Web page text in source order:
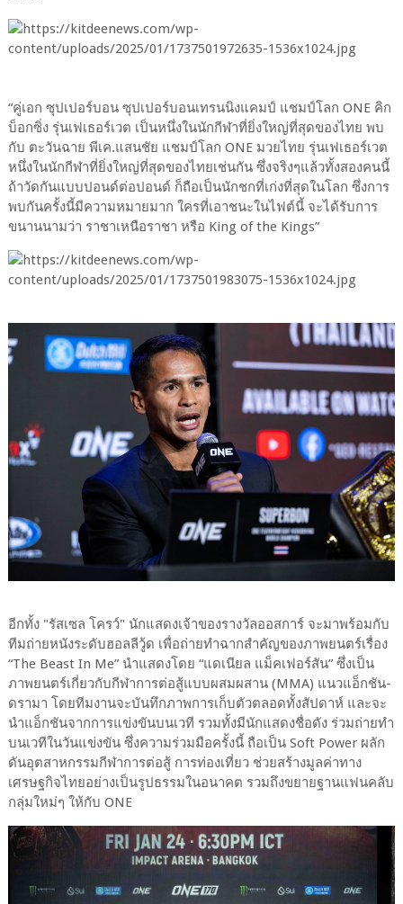
“คู่เอก ซุปเปอร์บอน ซุปเปอร์บอนเทรนนิงแคมป์ แชมป์โลก ONE คิก
บ็อกซิ่ง รุ่นเฟเธอร์เวต เป็นหนึ่งในนักกีฬาที่ยิ่งใหญ่ที่สุดของไทย พบ
กับ ตะวันฉาย พีเค.แสนชัย แชมป์โลก ONE มวยไทย รุ่นเฟเธอร์เวต
หนึ่งในนักกีฬาที่ยิ่งใหญ่ที่สุดของไทยเช่นกัน ซึ่งจริงๆแล้วทั้งสองคนนี้
ถ้าวัดกันแบบปอนด์ต่อปอนด์ ก็ถือเป็นนักชกที่เก่งที่สุดในโลก ซึ่งการ
พบกันครั้งนี้มีความหมายมาก ใครที่เอาชนะในไฟต์นี้ จะได้รับการ
ขนานนามว่า ราชาเหนือราชา หรือ King of the Kings”
อีกทั้ง "รัสเซล โครว์" นักแสดงเจ้าของรางวัลออสการ์ จะมาพร้อมกับ
ทีมถ่ายหนังระดับฮอลลีวู้ด เพื่อถ่ายทำฉากสำคัญของภาพยนตร์เรื่อง
“The Beast In Me” นำแสดงโดย “แดเนียล แม็คเฟอร์สัน” ซึ่งเป็น
ภาพยนตร์เกี่ยวกับกีฬาการต่อสู้แบบผสมผสาน (MMA) แนวแอ็กชัน-
ดรามา โดยทีมงานจะบันทึกภาพการเก็บตัวตลอดทั้งสัปดาห์ และจะ
นำแอ็กชันจากการแข่งขันบนเวที รวมทั้งมีนักแสดงชื่อดัง ร่วมถ่ายทำ
บนเวทีในวันแข่งขัน ซึ่งความร่วมมือครั้งนี้ ถือเป็น Soft Power ผลัก
ดันอุตสาหกรรมกีฬาการต่อสู้ การท่องเที่ยว ช่วยสร้างมูลค่าทาง
เศรษฐกิจไทยอย่างเป็นรูปธรรมในอนาคต รวมถึงขยายฐานแฟนคลับ
กลุ่มใหม่ๆ ให้กับ ONE